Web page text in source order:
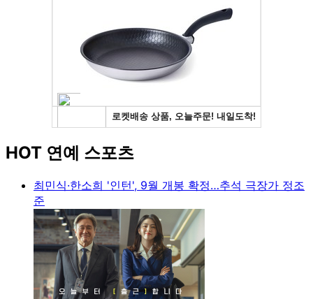
HOT 연예 스포츠
최민식·한소희 '인턴', 9월 개봉 확정…추석 극장가 정조
준